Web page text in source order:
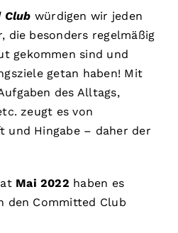
Club würdigen wir jeden
die besonders regelmäßig
gekommen sind und
getan haben! Mit
des Alltags,
zeugt es von
und Hingabe – daher der
Mai 2022 haben es
den Committed Club